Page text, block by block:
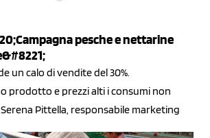
pesche e nettarine
un calo di vendite del 30%.
prodotto e prezzi alti i consumi non
Pittella, responsabile marketing